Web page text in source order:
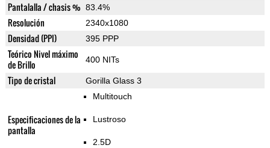
Pantalalla / chasis % 83.4%
Resolución 2340x1080
Densidad (PPI) 395 PPP
Teórico Nivel máximo
de Brillo
400 NITs
Tipo de cristal Gorilla Glass 3
Especificaciones de la
pantalla
Multitouch
Lustroso
2.5D